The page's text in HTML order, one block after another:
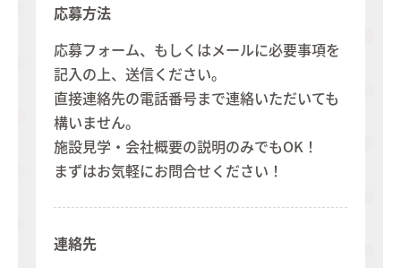
応募方法
応募フォーム、もしくはメールに必要事項を
記入の上、送信ください。
直接連絡先の電話番号まで連絡いただいても
構いません。
施設見学・会社概要の説明のみでもOK！
まずはお気軽にお問合せください！
連絡先